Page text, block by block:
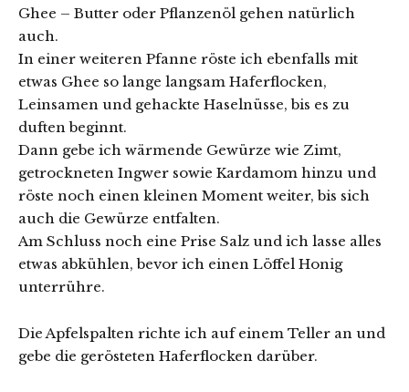
Ghee – Butter oder Pflanzenöl gehen natürlich
auch.
In einer weiteren Pfanne röste ich ebenfalls mit
etwas Ghee so lange langsam Haferflocken,
Leinsamen und gehackte Haselnüsse, bis es zu
duften beginnt.
Dann gebe ich wärmende Gewürze wie Zimt,
getrockneten Ingwer sowie Kardamom hinzu und
röste noch einen kleinen Moment weiter, bis sich
auch die Gewürze entfalten.
Am Schluss noch eine Prise Salz und ich lasse alles
etwas abkühlen, bevor ich einen Löffel Honig
unterrühre.
Die Apfelspalten richte ich auf einem Teller an und
gebe die gerösteten Haferflocken darüber.